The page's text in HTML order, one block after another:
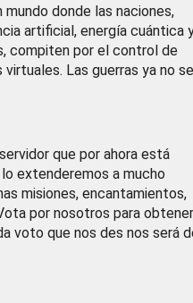
donde las naciones,
artificial, energía cuántica
compiten por el control de
Las guerras ya no se
que por ahora está
extenderemos a mucho
misiones, encantamientos,
por nosotros para obtener
voto que nos des nos será